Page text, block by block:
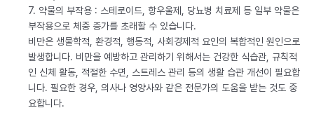
7. 약물의 부작용 : 스테로이드, 항우울제, 당뇨병 치료제 등 일부 약물은
부작용으로 체중 증가를 초래할 수 있습니다.
비만은 생물학적, 환경적, 행동적, 사회경제적 요인의 복합적인 원인으로
발생합니다. 비만을 예방하고 관리하기 위해서는 건강한 식습관, 규칙적
인 신체 활동, 적절한 수면, 스트레스 관리 등의 생활 습관 개선이 필요합
니다. 필요한 경우, 의사나 영양사와 같은 전문가의 도움을 받는 것도 중
요합니다.